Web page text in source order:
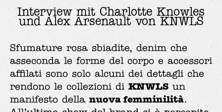
Interview mit Charlotte Knowles
und Alex Arsenault von KNWLS
Sfumature rosa sbiadite, denim che
asseconda le forme del corpo e accessori
affilati sono solo alcuni dei dettagli che
rendono le collezioni di KNWLS un
manifesto della nuova femminilità.